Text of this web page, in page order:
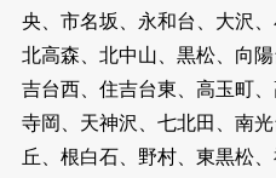
央、市名坂、永和台、大沢
北高森、北中山、黒松、向
吉台西、住吉台東、高玉町
寺岡、天神沢、七北田、南
丘、根白石、野村、東黒松